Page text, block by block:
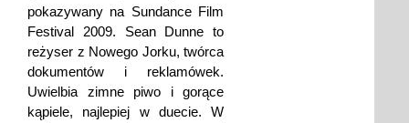
pokazywany na Sundance Film
Festival 2009. Sean Dunne to
reżyser z Nowego Jorku, twórca
dokumentów i reklamówek.
Uwielbia zimne piwo i gorące
kąpiele, najlepiej w duecie. W